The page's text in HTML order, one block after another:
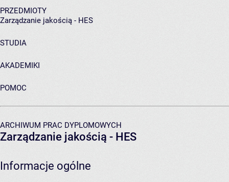
PRZEDMIOTY
Zarządzanie jakością - HES
STUDIA
AKADEMIKI
POMOC
ARCHIWUM PRAC DYPLOMOWYCH
Zarządzanie jakością - HES
Informacje ogólne